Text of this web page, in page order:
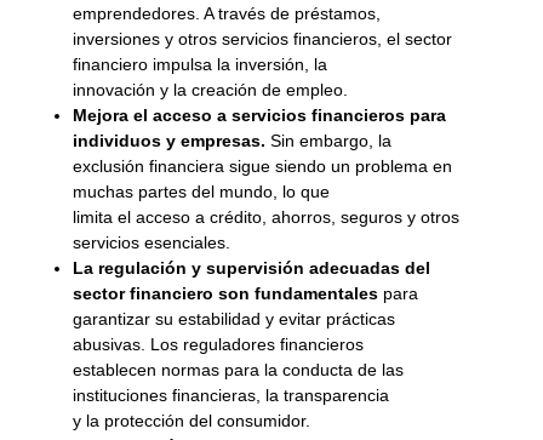
emprendedores. A través de préstamos,
inversiones y otros servicios financieros, el sector
financiero impulsa la inversión, la
innovación y la creación de empleo.
Mejora el acceso a servicios financieros para
individuos y empresas. Sin embargo, la
exclusión financiera sigue siendo un problema en
muchas partes del mundo, lo que
limita el acceso a crédito, ahorros, seguros y otros
servicios esenciales.
La regulación y supervisión adecuadas del
sector financiero son fundamentales para
garantizar su estabilidad y evitar prácticas
abusivas. Los reguladores financieros
establecen normas para la conducta de las
instituciones financieras, la transparencia
y la protección del consumidor.